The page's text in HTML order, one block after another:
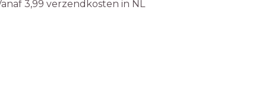
3,99 verzendkosten in NL